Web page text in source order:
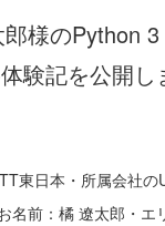
様のPython 3
験記を公開し
東日本・所属会社の
名前：橘 遼太郎・エ